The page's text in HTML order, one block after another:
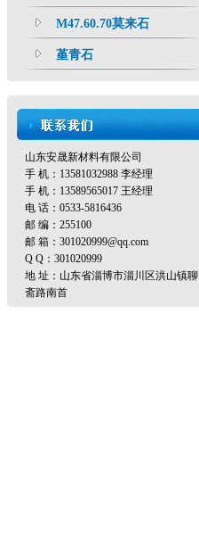
M47.60.70莫来石
堇青石
山东安晟新材料有限公司
手 机：13581032988 李经理
手 机：13589565017 王经理
电 话：0533-5816436
邮 编：255100
邮 箱：301020999@qq.com
Q Q：301020999
地 址：山东省淄博市淄川区洪山镇聊
斋路南首